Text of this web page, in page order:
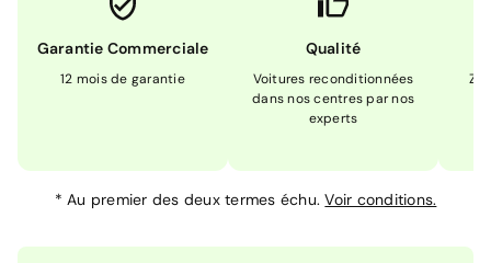
Garantie Commerciale
12 mois de garantie
Qualité
Voitures reconditionnées
dans nos centres par nos
experts
*Au premier des deux termes échu.Voir conditions.